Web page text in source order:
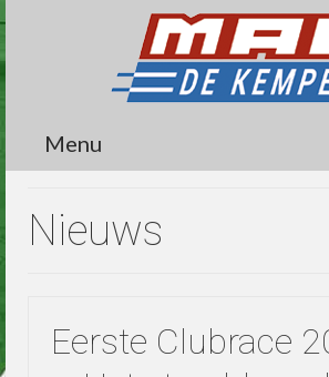
Menu
Nieuws
Wedstrijden
Nieuws
Eerste Clubrace